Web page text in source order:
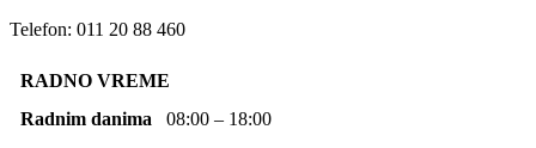
Telefon: 011 20 88 460
RADNO VREME
Radnim danima 08:00 – 18:00